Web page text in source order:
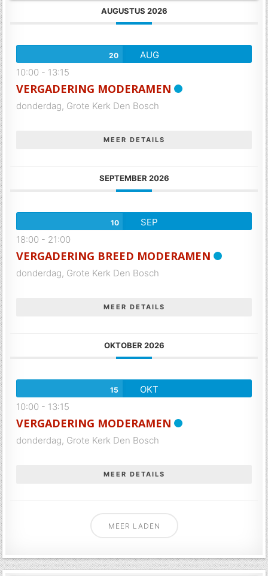
AUGUSTUS 2026
20
AUG
10:00 - 13:15
VERGADERING MODERAMEN
donderdag, Grote Kerk Den Bosch
MEER DETAILS
SEPTEMBER 2026
10
SEP
18:00 - 21:00
VERGADERING BREED MODERAMEN
donderdag, Grote Kerk Den Bosch
MEER DETAILS
OKTOBER 2026
15
OKT
10:00 - 13:15
VERGADERING MODERAMEN
donderdag, Grote Kerk Den Bosch
MEER DETAILS
MEER LADEN